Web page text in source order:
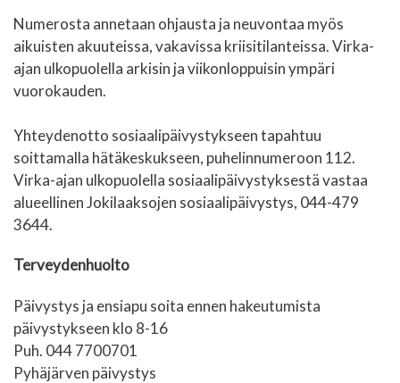
Numerosta annetaan ohjausta ja neuvontaa myös
aikuisten akuuteissa, vakavissa kriisitilanteissa.Virka-
ajan ulkopuolella arkisin ja viikonloppuisin ympäri
vuorokauden.
Yhteydenotto sosiaalipäivystykseen tapahtuu
soittamalla hätäkeskukseen, puhelinnumeroon 112.
Virka-ajan ulkopuolella sosiaalipäivystyksestä vastaa
alueellinen Jokilaaksojen sosiaalipäivystys, 044-479
3644.
Terveydenhuolto
Päivystys ja ensiapu soita ennen hakeutumista
päivystykseen klo 8-16
Puh. 044 7700701
Pyhäjärven päivystys